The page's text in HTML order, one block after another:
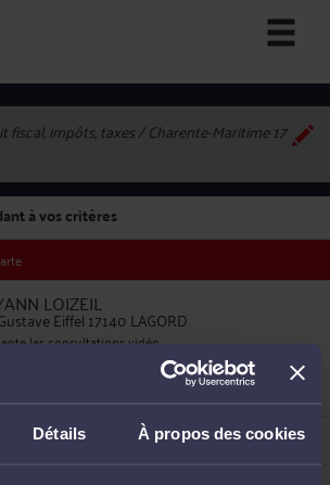
Détails À propos des cookies
fiscal, impôts, taxes / Charente-Maritime 17
à vos critères
LOIZEIL
Eiffel 17140 LAGORD
les consultations vidéo
Droit fiscal et droit douanier
CAUCANAS
Fresnel 17182 PERIGNY